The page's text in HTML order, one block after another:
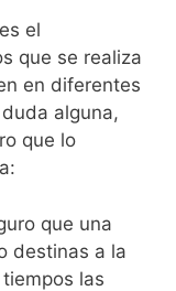
el
que se realiza
en diferentes
alguna,
que lo
que una
destinas a la
las